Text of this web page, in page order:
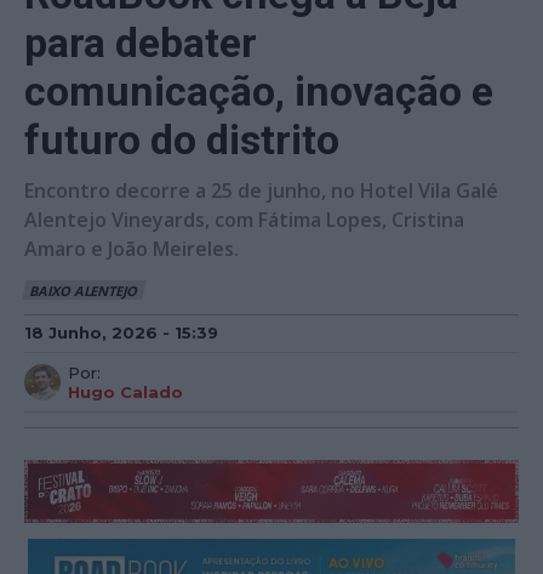
para debater
comunicação, inovação e
futuro do distrito
Encontro decorre a 25 de junho, no Hotel Vila Galé
Alentejo Vineyards, com Fátima Lopes, Cristina
Amaro e João Meireles.
BAIXO ALENTEJO
18 Junho, 2026 - 15:39
Por:
Hugo Calado